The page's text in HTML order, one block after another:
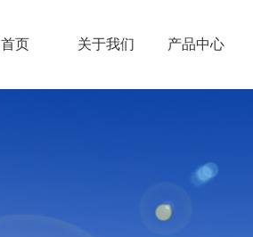
首页 关于我们 产品中心